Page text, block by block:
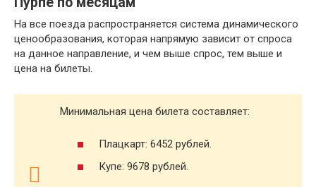
На все поезда распространяется система динамического
ценообразования, которая напрямую зависит от спроса
на данное направление, и чем выше спрос, тем выше и
цена на билеты.
Минимальная цена билета составляет:
Плацкарт: 6452 рублей.
Купе: 9678 рублей.